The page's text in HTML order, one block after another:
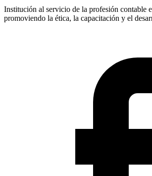
Institución al servicio de la profesión contable
promoviendo la ética, la capacitación y el